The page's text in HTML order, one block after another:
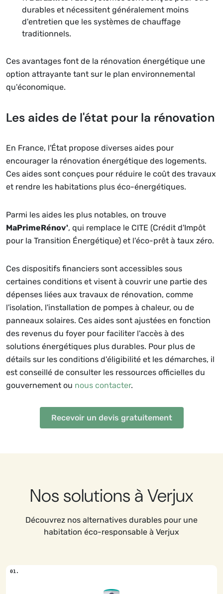
durables et nécessitent généralement moins
d'entretien que les systèmes de chauffage
traditionnels.
Ces avantages font de la rénovation énergétique une
option attrayante tant sur le plan environnemental
qu'économique.
Les aides de l'état pour la rénovation
En France, l'État propose diverses aides pour
encourager la rénovation énergétique des logements.
Ces aides sont conçues pour réduire le coût des travaux
et rendre les habitations plus éco-énergétiques.
Parmi les aides les plus notables, on trouve
MaPrimeRénov', qui remplace le CITE (Crédit d'Impôt
pour la Transition Énergétique) et l'éco-prêt à taux zéro.
Ces dispositifs financiers sont accessibles sous
certaines conditions et visent à couvrir une partie des
dépenses liées aux travaux de rénovation, comme
l'isolation, l'installation de pompes à chaleur, ou de
panneaux solaires. Ces aides sont ajustées en fonction
des revenus du foyer pour faciliter l'accès à des
solutions énergétiques plus durables. Pour plus de
détails sur les conditions d'éligibilité et les démarches, il
est conseillé de consulter les ressources officielles du
gouvernement ou nous contacter.
Recevoir un devis gratuitement
Nos solutions à Verjux
Découvrez nos alternatives durables pour une
habitation éco-responsable à Verjux